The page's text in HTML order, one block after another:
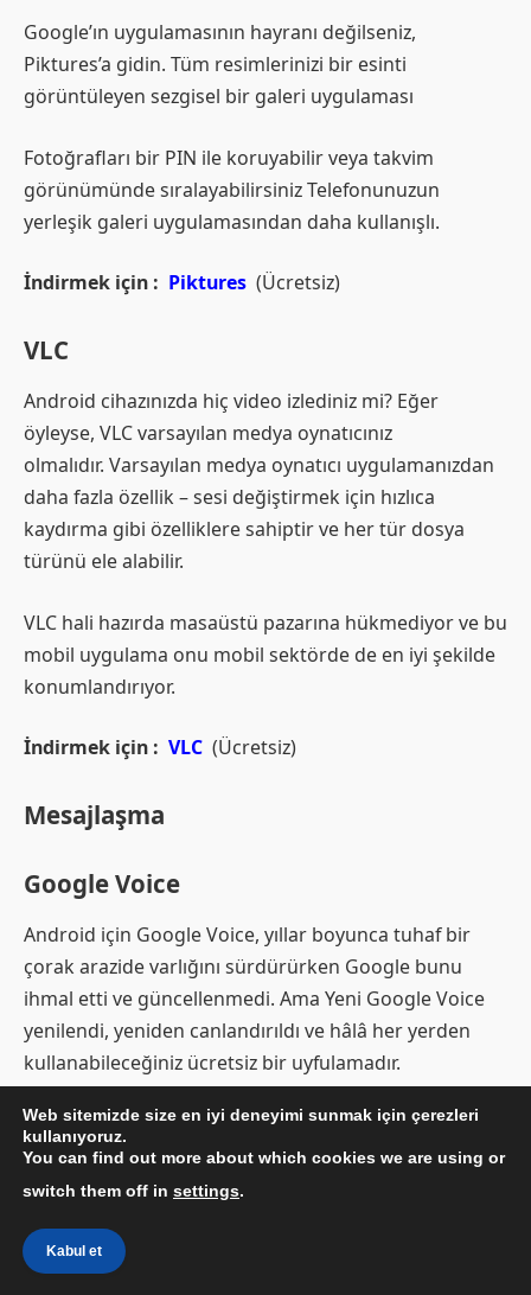
Google’ın uygulamasının hayranı değilseniz,
Piktures’a gidin. Tüm resimlerinizi bir esinti
görüntüleyen sezgisel bir galeri uygulaması
Fotoğrafları bir PIN ile koruyabilir veya takvim
görünümünde sıralayabilirsiniz Telefonunuzun
yerleşik galeri uygulamasından daha kullanışlı.
İndirmek için : Piktures (Ücretsiz)
VLC
Android cihazınızda hiç video izlediniz mi? Eğer
öyleyse, VLC varsayılan medya oynatıcınız
olmalıdır. Varsayılan medya oynatıcı uygulamanızdan
daha fazla özellik – sesi değiştirmek için hızlıca
kaydırma gibi özelliklere sahiptir ve her tür dosya
türünü ele alabilir.
VLC hali hazırda masaüstü pazarına hükmediyor ve bu
mobil uygulama onu mobil sektörde de en iyi şekilde
konumlandırıyor.
İndirmek için : VLC (Ücretsiz)
Mesajlaşma
Google Voice
Android için Google Voice, yıllar boyunca tuhaf bir
çorak arazide varlığını sürdürürken Google bunu
ihmal etti ve güncellenmedi. Ama Yeni Google Voice
yenilendi, yeniden canlandırıldı ve hâlâ her yerden
kullanabileceğiniz ücretsiz bir uyfulamadır.
İndirmek için :Google Voice(Ücretsiz)
Telegram
Gizlilik bilinci için Telegram en
servislerinden biridir
Web sitemizde size en iyi deneyimi sunmak için çerezleri
kullanıyoruz.
You can find out more about which cookies we are using or
switch them off in settings.
Kabul et